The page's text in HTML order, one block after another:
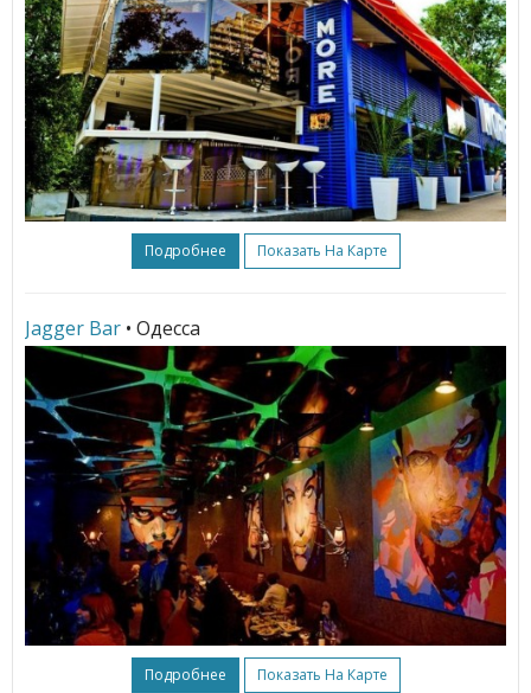
Подробнее Показать На Карте
Jagger Bar • Одесса
Подробнее Показать На Карте